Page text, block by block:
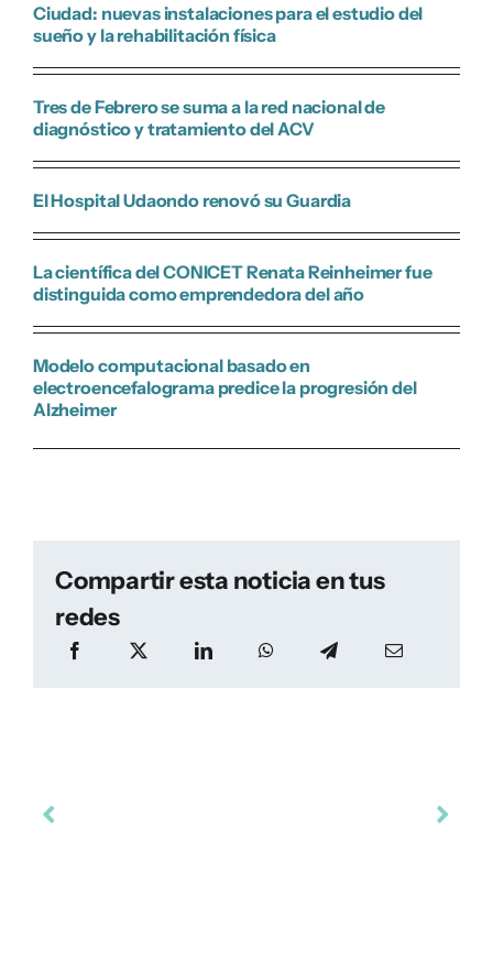
Ciudad: nuevas instalaciones para el estudio del
sueño y la rehabilitación física
Tres de Febrero se suma a la red nacional de
diagnóstico y tratamiento del ACV
El Hospital Udaondo renovó su Guardia
La científica del CONICET Renata Reinheimer fue
distinguida como emprendedora del año
Modelo computacional basado en
electroencefalograma predice la progresión del
Alzheimer
Compartir esta noticia en tus
redes